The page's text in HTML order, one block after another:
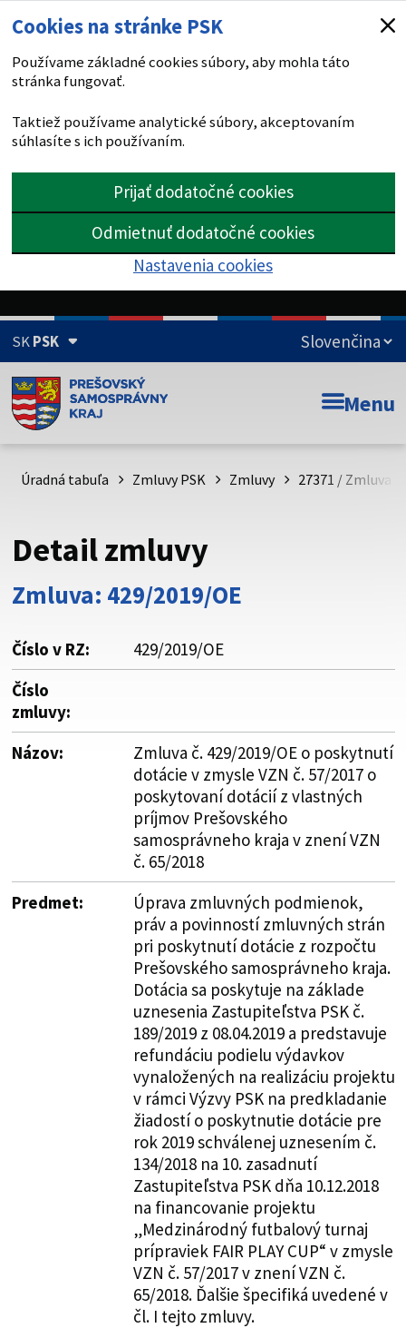
Cookies na stránke PSK
Používame základné cookies súbory, aby mohla táto
stránka fungovať.
Taktiež používame analytické súbory, akceptovaním
súhlasíte s ich používaním.
Prijať dodatočné cookies
Odmietnuť dodatočné cookies
Nastavenia cookies
SKPSK
Doména psk.sk je oficiálna
Toto je oficiálna webová stránka Prešovského
psk.sk.
Buďte pozorní a vždy sa uistite, že zdieľate informácie iba
cez zabezpečenú webovú stránku. Zabezpečená stránka
vždy začína https:// pred názvom domény webového sídla.
Menu
Úradná tabuľa Zmluvy PSK Zmluvy 27371 / Zmluva
Detail zmluvy
Zmluva: 429/2019/OE
Číslo v RZ:
429/2019/OE
Číslo
zmluvy:
Názov:
Zmluva č. 429/2019/OE o poskytnutí
dotácie v zmysle VZN č. 57/2017 o
poskytovaní dotácií z vlastných
príjmov Prešovského
samosprávneho kraja v znení VZN
č. 65/2018
Predmet:
Úprava zmluvných podmienok,
práv a povinností zmluvných strán
pri poskytnutí dotácie z rozpočtu
Prešovského samosprávneho kraja.
Dotácia sa poskytuje na základe
uznesenia Zastupiteľstva PSK č.
189/2019 z 08.04.2019 a predstavuje
refundáciu podielu výdavkov
vynaložených na realizáciu projektu
v rámci Výzvy PSK na predkladanie
žiadostí o poskytnutie dotácie pre
rok 2019 schválenej uznesením č.
134/2018 na 10. zasadnutí
Zastupiteľstva PSK dňa 10.12.2018
na financovanie projektu
„Medzinárodný futbalový turnaj
prípraviek FAIR PLAY CUP“ v zmysle
VZN č. 57/2017 v znení VZN č.
65/2018. Ďalšie špecifiká uvedené v
čl. I tejto zmluvy.